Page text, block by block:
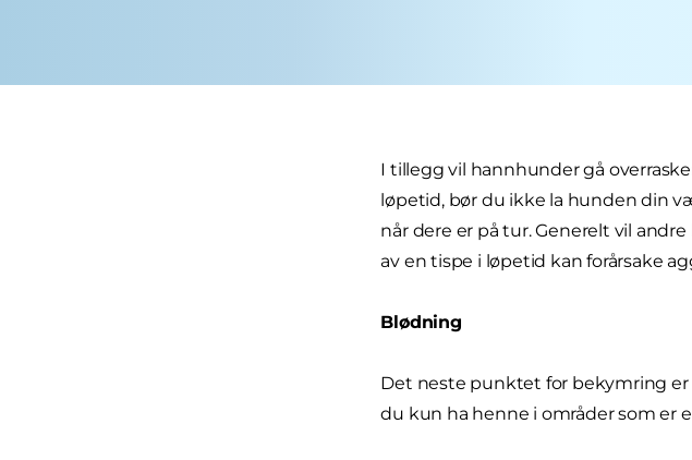
I tillegg vil hannhunder gå
løpetid, bør du ikke la hunden din
når dere er på tur. Generelt vil
av en tispe i løpetid kan forårsake
Blødning
Det neste punktet for bekymring er
du kun ha henne i områder som er